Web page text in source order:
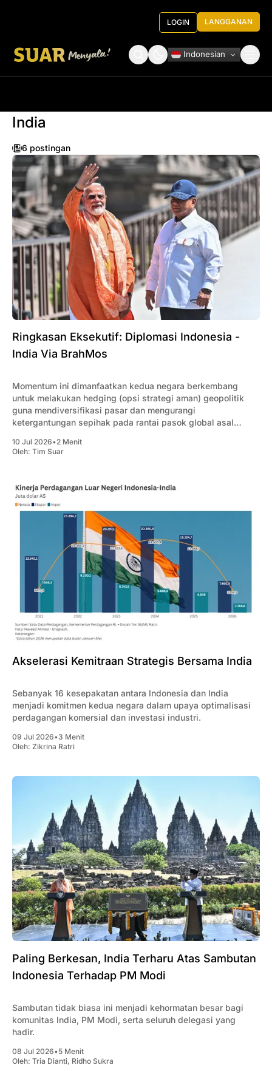
LOGIN LANGGANAN
Indonesian
India
6 postingan
Ringkasan Eksekutif: Diplomasi Indonesia -
India Via BrahMos
Momentum ini dimanfaatkan kedua negara berkembang
untuk melakukan hedging (opsi strategi aman) geopolitik
guna mendiversifikasi pasar dan mengurangi
ketergantungan sepihak pada rantai pasok global asal
10 Jul 2026•2 Menit
Oleh: Tim Suar
Akselerasi Kemitraan Strategis Bersama India
Sebanyak 16 kesepakatan antara Indonesia dan India
menjadi komitmen kedua negara dalam upaya optimalisasi
perdagangan komersial dan investasi industri.
09 Jul 2026•3 Menit
Oleh: Zikrina Ratri
Paling Berkesan, India Terharu Atas Sambutan
Indonesia Terhadap PM Modi
Sambutan tidak biasa ini menjadi kehormatan besar bagi
komunitas India, PM Modi, serta seluruh delegasi yang
hadir.
08 Jul 2026•5 Menit
Oleh: Tria Dianti, Ridho Sukra